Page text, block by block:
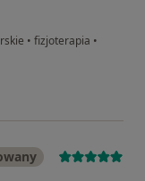
• fizjoterapia •